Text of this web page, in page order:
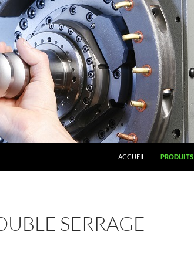
ACCUEIL PRODUITS
SERRAGE